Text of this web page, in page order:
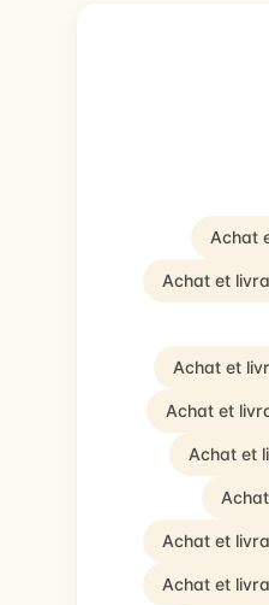
Achat
Achat et
Achat et
Achat et
Achat et
Achat et
Achat et